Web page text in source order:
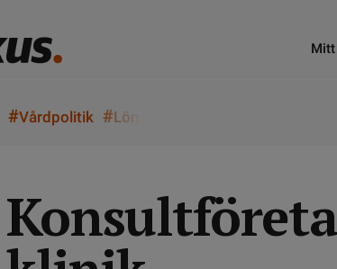
Mitt
#Vårdpolitik #Lön